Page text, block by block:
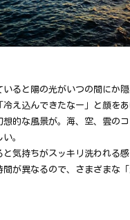
いると陽の光がいつの間にか
冷え込んできたなー」と顔を
想的な風景が。海、空、雲の
。
気持ちがスッキリ洗われる感
間が異なるので、さまざまな